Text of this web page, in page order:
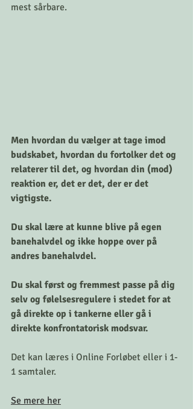
mest sårbare.
Men hvordan du vælger at tage imod
budskabet, hvordan du fortolker det og
relaterer til det, og hvordan din (mod)
reaktion er, det er det, der er det
vigtigste.
Du skal lære at kunne blive på egen
banehalvdel og ikke hoppe over på
andres banehalvdel.
Du skal først og fremmest passe på dig
selv og følelsesregulere i stedet for at
gå direkte op i tankerne eller gå i
direkte konfrontatorisk modsvar.
Det kan læres i Online Forløbet eller i 1-
1 samtaler.
Se mere her